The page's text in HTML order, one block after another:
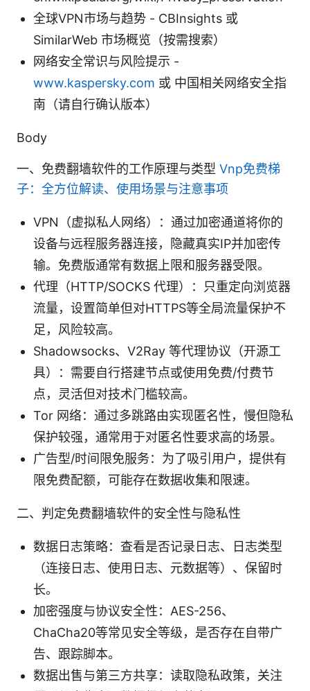
全球VPN市场与趋势 - CBInsights 或
SimilarWeb 市场概览（按需搜索）
网络安全常识与风险提示 -
www.kaspersky.com 或 中国相关网络安全指
南（请自行确认版本）
Body
一、免费翻墙软件的工作原理与类型 Vnp免费梯
子：全方位解读、使用场景与注意事项
VPN（虚拟私人网络）：通过加密通道将你的
设备与远程服务器连接，隐藏真实IP并加密传
输。免费版通常有数据上限和服务器受限。
代理（HTTP/SOCKS 代理）：只重定向浏览器
流量，设置简单但对HTTPS等全局流量保护不
足，风险较高。
Shadowsocks、V2Ray 等代理协议（开源工
具）：需要自行搭建节点或使用免费/付费节
点，灵活但对技术门槛较高。
Tor 网络：通过多跳路由实现匿名性，慢但隐私
保护较强，通常用于对匿名性要求高的场景。
广告型/时间限免服务：为了吸引用户，提供有
限免费配额，可能存在数据收集和限速。
二、判定免费翻墙软件的安全性与隐私性
数据日志策略：查看是否记录日志、日志类型
（连接日志、使用日志、元数据等）、保留时
长。
加密强度与协议安全性：AES-256、
ChaCha20等常见安全等级，是否存在自带广
告、跟踪脚本。
数据出售与第三方共享：读取隐私政策，关注